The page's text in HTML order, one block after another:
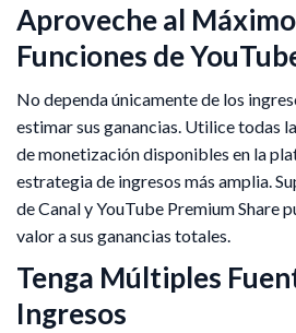
Aproveche al
Funciones de
No dependa únicamente de los
estimar sus ganancias. Utilice todas
de monetización disponibles en la
estrategia de ingresos más amplia.
de Canal y YouTube Premium Share
valor a sus ganancias totales.
Tenga Múltiples
Ingresos